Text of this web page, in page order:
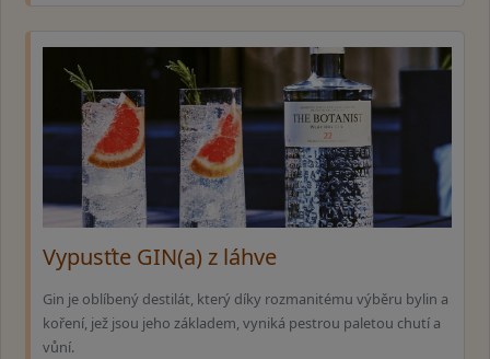
Vypusťte GIN(a) z láhve
Gin je oblíbený destilát, který díky rozmanitému výběru bylin a
koření, jež jsou jeho základem, vyniká pestrou paletou chutí a
vůní.